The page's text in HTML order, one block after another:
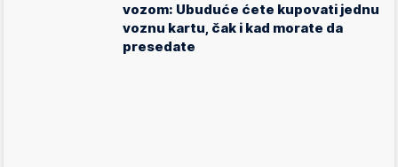
vozom: Ubuduće ćete kupovati jednu
voznu kartu, čak i kad morate da
presedate